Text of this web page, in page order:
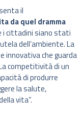
il
da quel dramma
i cittadini siano stati
dell’ambiente. La
innovativa che guarda
competitività di un
di produrre
la salute,
vita”.